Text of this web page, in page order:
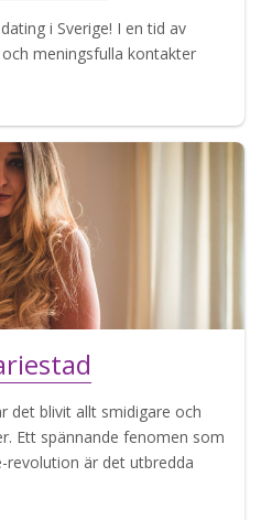
i Sverige! I en tid av
meningsfulla kontakter
det blivit allt smidigare och
Ett spännande fenomen som
revolution är det utbredda